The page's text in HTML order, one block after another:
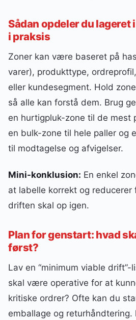
Sådan opdeler du lageret
i praksis
Zoner kan være baseret på
varer), produkttype,
eller kundesegment. Hold
så alle kan forstå dem. Brug
en hurtigpluk-zone til de mest
en bulk-zone til hele paller og
til modtagelse og afvigelser.
Mini-konklusion: En enkel
at labelle korrekt og reducerer
driften skal op igen.
Plan for genstart: hvad
først?
Lav en “minimum viable drift”-
skal være operative for at
kritiske ordrer? Ofte kan du
emballage og returhåndtering.